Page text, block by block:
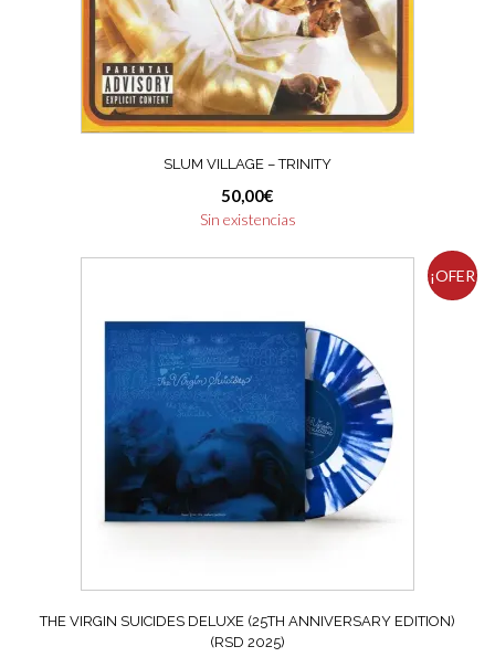
SLUM VILLAGE – TRINITY
50,00€
Sin existencias
¡OFER
THE VIRGIN SUICIDES DELUXE (25TH ANNIVERSARY EDITION)
(RSD 2025)